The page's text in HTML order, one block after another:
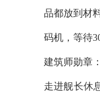
品都放到材
码机，等待
建筑师勋章：
走进舰长休